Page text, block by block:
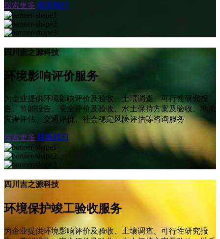
探索更多 联系我们
四川吉之源科技
环境影响评价服务
为企业提供环境影响评价及验收、土壤调查、可行性研究报
告、节能报告、安全评价及验收、水土保持方案及验收、地质
灾害评估、交通评价、社会稳定风险评估等咨询服务
探索更多 联系我们
四川吉之源科技
环境保护竣工验收服务
为企业提供环境影响评价及验收、土壤调查、可行性研究报